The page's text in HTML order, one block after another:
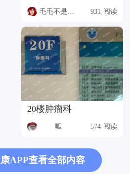
毛毛不是猫猫 931 阅读
20楼肿瘤科
呱 574 阅读
APP查看全部内容